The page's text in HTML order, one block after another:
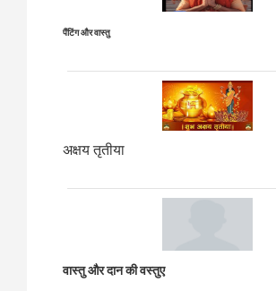
पैंटिंग और वास्तु
अक्षय तृतीया
वास्तु और दान की वस्तुए